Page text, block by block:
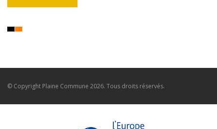
© Copyright Plaine Commune 2026. Tous droits réservés.